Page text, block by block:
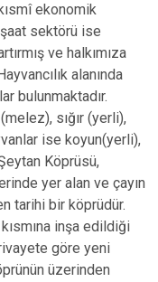
ekonomik
sektörü ise
ve halkımıza
alanında
bulunmaktadır.
sığır (yerli),
ise koyun(yerli),
Köprüsü,
yer alan ve çayın
tarihi bir köprüdür.
inşa edildiği
göre yeni
üzerinden